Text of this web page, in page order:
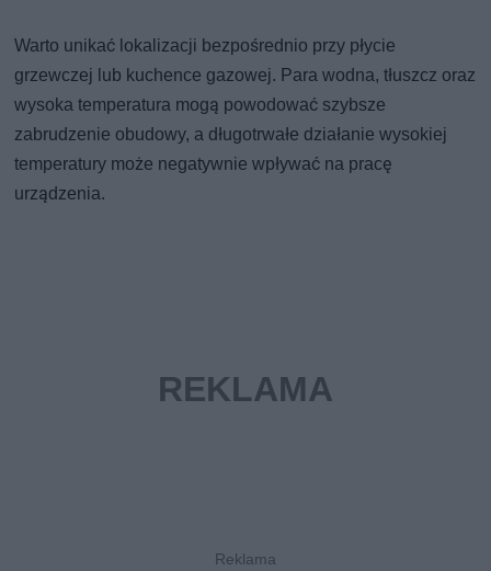
Warto unikać lokalizacji bezpośrednio przy płycie
grzewczej lub kuchence gazowej. Para wodna, tłuszcz oraz
wysoka temperatura mogą powodować szybsze
zabrudzenie obudowy, a długotrwałe działanie wysokiej
temperatury może negatywnie wpływać na pracę
urządzenia.